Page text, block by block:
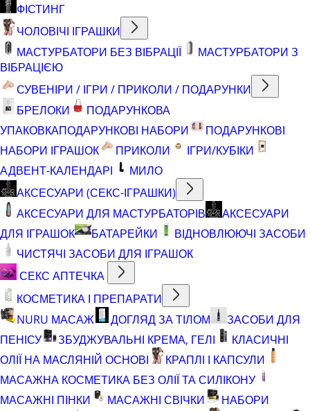
ФІСТИНГ
ЧОЛОВІЧІ ІГРАШКИ
МАСТУРБАТОРИ БЕЗ ВІБРАЦІЇ
МАСТУРБАТОРИ З
ВІБРАЦІЄЮ
СУВЕНІРИ / ІГРИ / ПРИКОЛИ / ПОДАРУНКИ
БРЕЛОКИ
ПОДАРУНКОВА
УПАКОВКАПОДАРУНКОВІ НАБОРИ
ПОДАРУНКОВІ
НАБОРИ ІГРАШОК
ПРИКОЛИ
ІГРИ/КУБІКИ
АДВЕНТ-КАЛЕНДАРІ
МИЛО
АКСЕСУАРИ (СЕКС-ІГРАШКИ)
АКСЕСУАРИ ДЛЯ МАСТУРБАТОРІВ
АКСЕСУАРИ
ДЛЯ ІГРАШОК
БАТАРЕЙКИ
ВІДНОВЛЮЮЧІ ЗАСОБИ
ЧИСТЯЧІ ЗАСОБИ ДЛЯ ІГРАШОК
СЕКС АПТЕЧКА
КОСМЕТИКА І ПРЕПАРАТИ
NURU МАСАЖ
ДОГЛЯД ЗА ТІЛОМ
ЗАСОБИ ДЛЯ
ПЕНІСУ
ЗБУДЖУВАЛЬНІ КРЕМА, ГЕЛІ
КЛАСИЧНІ
ОЛІЇ НА МАСЛЯНІЙ ОСНОВІ
КРАПЛІ І КАПСУЛИ
МАСАЖНА КОСМЕТИКА БЕЗ ОЛІЇ ТА СИЛІКОНУ
МАСАЖНІ ПІНКИ
МАСАЖНІ СВІЧКИ
НАБОРИ